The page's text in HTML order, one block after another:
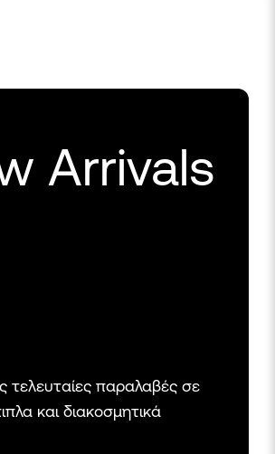
Arrivals
τελευταίες παραλαβές σε
και διακοσμητικά